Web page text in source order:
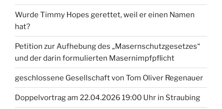
Wurde Timmy Hopes gerettet, weil er einen Namen
hat?
Petition zur Aufhebung des „Masernschutzgesetzes“
und der darin formulierten Masernimpfpflicht
geschlossene Gesellschaft von Tom Oliver Regenauer
Doppelvortrag am 22.04.2026 19:00 Uhr in Straubing